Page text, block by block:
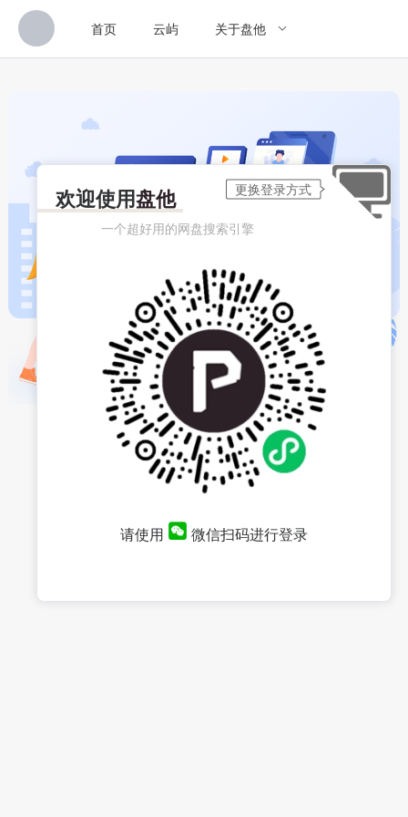
首页 云屿 关于盘他
欢迎使用盘他
一个超好用的网盘搜索引擎
请使用 微信扫码进行登录